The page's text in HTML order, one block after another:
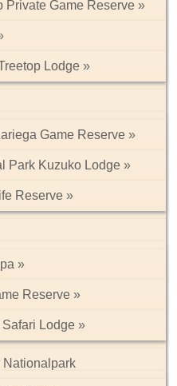
Private Game Reserve
Lodge
Game Reserve
Park Kuzuko Lodge
Reserve
Reserve
Lodge
Nationalpark